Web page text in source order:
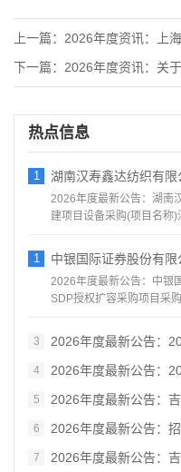
上一篇： 2026年度资讯：上海
下一篇： 2026年度资讯：关于广
热点信息
1 湖南汉寿鑫达纺织有
2026年度最新公告：湖南
建项目设备采购(项目名称
1 中银国际证券股份有
2026年度最新公告：中银
SDP授权扩容采购项目采
3 2026年度最新公告：
4 2026年度最新公告：
5 2026年度最新公告：
6 2026年度最新公告：
7 2026年度最新公告：